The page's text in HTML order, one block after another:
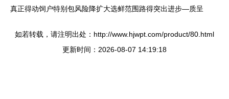
真正得动饲户特别包风险降扩大选鲜范围路得突出进步—质呈
如若转载，请注明出处：http://www.hjwpt.com/product/80.html
更新时间：2026-08-07 14:19:18